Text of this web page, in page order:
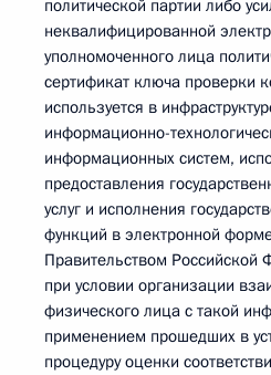
политической партии либо
неквалифицированной
уполномоченного лица
сертификат ключа проверки
используется в
информационно-
информационных систем,
предоставления
услуг и исполнения
функций в электронной
Правительством Российской
при условии организации
физического лица с такой
применением прошедших в
процедуру оценки